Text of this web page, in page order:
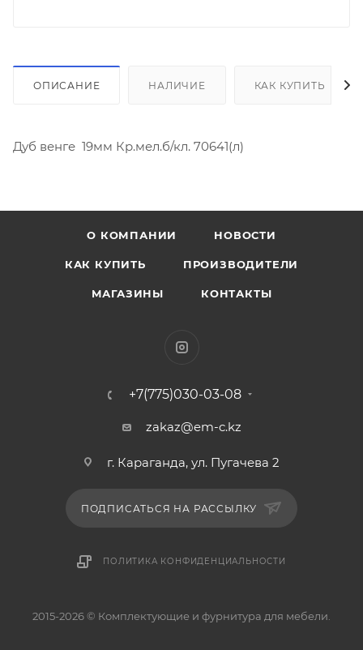
ОПИСАНИЕ НАЛИЧИЕ КАК КУПИТЬ
Дуб венге 19мм Кр.мел.б/кл. 70641(л)
О КОМПАНИИ НОВОСТИ
КАК КУПИТЬ ПРОИЗВОДИТЕЛИ
МАГАЗИНЫ КОНТАКТЫ
+7(775)030-03-08
zakaz@em-c.kz
г. Караганда, ул. Пугачева 2
ПОДПИСАТЬСЯ НА РАССЫЛКУ
ПОЛИТИКА КОНФИДЕНЦИАЛЬНОСТИ
2015-2026 © Комплектующие и фурнитура для мебели.